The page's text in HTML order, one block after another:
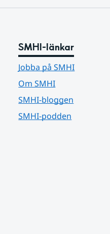
SMHI-länkar
Jobba på SMHI
Om SMHI
SMHI-bloggen
SMHI-podden